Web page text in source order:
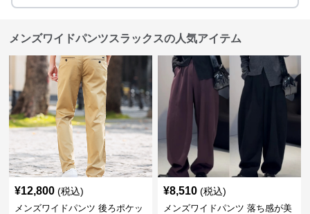
メンズワイドパンツスラックスの人気アイテム
¥12,800 (税込)
メンズワイドパンツ 後ろポケッ
¥8,510 (税込)
メンズワイドパンツ 落ち感が美